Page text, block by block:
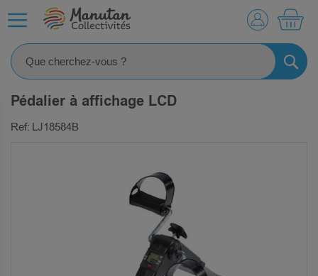
Pédalier à affichage LCD
Ref: LJ18584B